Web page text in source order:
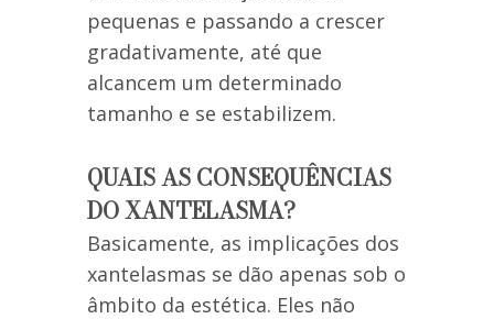
pequenas e passando a crescer
gradativamente, até que
alcancem um determinado
tamanho e se estabilizem.
QUAIS AS CONSEQUÊNCIAS
DO XANTELASMA?
Basicamente, as implicações dos
xantelasmas se dão apenas sob o
âmbito da estética. Eles não